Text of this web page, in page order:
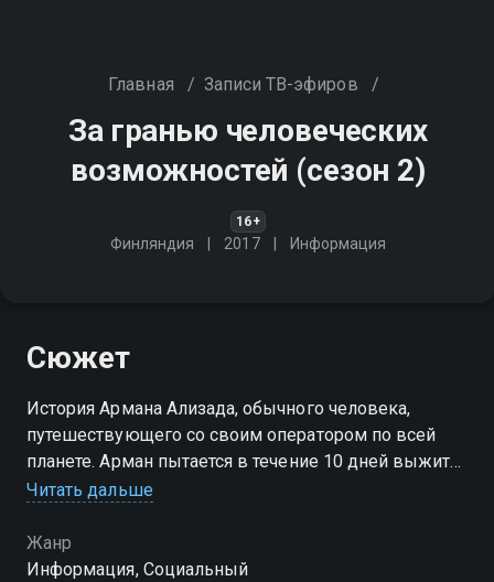
Главная / Записи ТВ-эфиров /
За гранью человеческих
возможностей (сезон 2)
16+
Финляндия 2017 Информация
Сюжет
История Армана Ализада, обычного человека,
путешествующего со своим оператором по всей
планете. Арман пытается в течение 10 дней выжить
в сообществе, группе, племени или нестандартной
Посмотреть онлайн 2 сезон сериала За гранью
Читать дальше
Жанр
Информация, Социальный